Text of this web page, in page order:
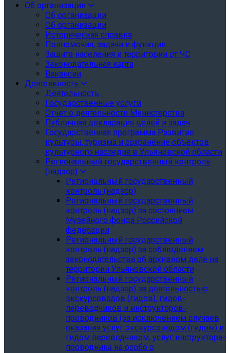
Об организации
Об организации
Об организации
Историческая справка
Полномочия, задачи и функции
Защита населения и территории от ЧС
Законодательная карта
Вакансии
Деятельность
Деятельность
Государственные услуги
Отчёт о деятельности Министерства
Публичная декларация целей и задач
Государственная программа Развитие
культуры, туризма и сохранение объектов
культурного наследия в Ульяновской области
Региональный государственный контроль
(надзор)
Региональный государственный
контроль (надзор)
Региональный государственный
контроль (надзор) за состоянием
Музейного фонда Российской
федерации
Региональный государственный
контроль (надзор) за соблюдением
законодательства об архивном деле на
территории Ульяновской области
Региональный государственный
контроль (надзор) за деятельностью
экскурсоводов (гидов), гидов-
переводчиков и инструкторов-
проводников (за исключением случаев
оказания услуг экскурсоводом (гидом) и
гидом переводчиком, услуг инструктора-
проводника на особо о